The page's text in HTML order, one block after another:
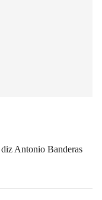
Antonio Banderas